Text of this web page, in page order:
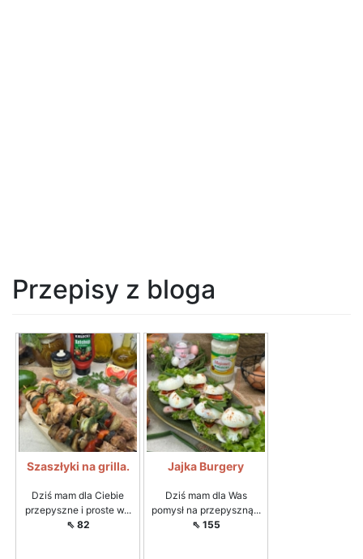
Przepisy z bloga
Szaszłyki na grilla.
Dziś mam dla Ciebie
przepyszne i proste w...
⇖ 82
Jajka Burgery
Dziś mam dla Was
pomysł na przepyszną...
⇖ 155